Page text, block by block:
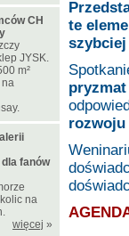
te
szybciej
CH
JYSK.
m²
na
fanów
na
więcej »